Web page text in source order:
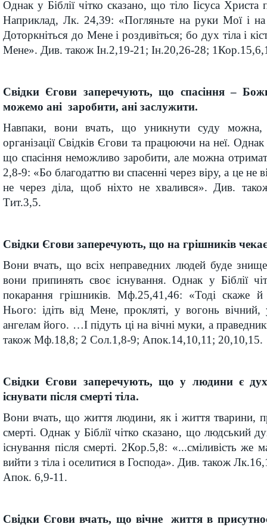
Однак у Біблії чітко сказано, що тіло Іісуса
Наприклад, Лк. 24,39: «Погляньте на руки Мої і
Доторкніться до Мене і роздивіться; бо дух тіла і
Мене». Див. також Ін.2,19-21; Ін.20,26-28;
Свідки Єгови заперечують, що спасіння –
можемо ані заробити, ані заслужити.
Навпаки, вони вчать, що уникнути суду
організації Свідків Єгови та працюючи на неї. Однак
що спасіння неможливо заробити, але можна
2,8-9: «Бо благодаттю ви спасенні через віру, а це не
не через діла, щоб ніхто не хвалився». Див.
Тит.3,5.
Свідки Єгови заперечують, що на грішників
Вони вчать, що всіх неправедних людей буде
вони припинять своє існування. Однак у Біблії
покарання грішників. Мф.25,41,46: «Тоді скаже й
Нього: ідіть від Мене, прокляті, у вогонь вічний,
ангелам його. …І підуть ці на вічні муки, а
також Мф.18,8; 2 Сол.1,8-9; Апок.14,10,11; 20,10,15.
Свідки Єгови заперечують, що у людини є
існувати після смерті тіла.
Вони вчать, що життя людини, як і життя тварини,
смерті. Однак у Біблії чітко сказано, що людський
існування після смерті. 2Кор.5,8: «...сміливість же
вийти з тіла і оселитися в Господа». Див. також
Апок. 6,9-11.
Свідки Єгови вчать, що вічне життя в